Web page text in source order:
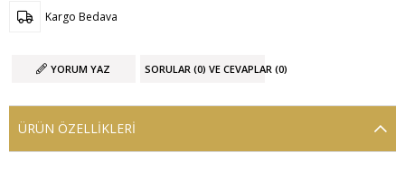
Kargo Bedava
YORUM YAZ SORULAR (0) VE CEVAPLAR (0)
ÜRÜN ÖZELLIKLERI